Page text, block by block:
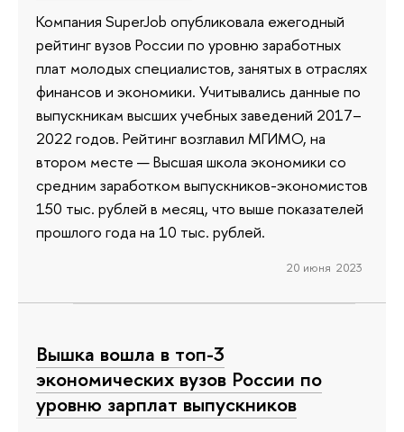
Компания SuperJob опубликовала ежегодный
рейтинг вузов России по уровню заработных
плат молодых специалистов, занятых в отраслях
финансов и экономики. Учитывались данные по
выпускникам высших учебных заведений 2017–
2022 годов. Рейтинг возглавил МГИМО, на
втором месте — Высшая школа экономики со
средним заработком выпускников-экономистов
150 тыс. рублей в месяц, что выше показателей
прошлого года на 10 тыс. рублей.
20 июня 2023
Вышка вошла в топ-3
экономических вузов России по
уровню зарплат выпускников